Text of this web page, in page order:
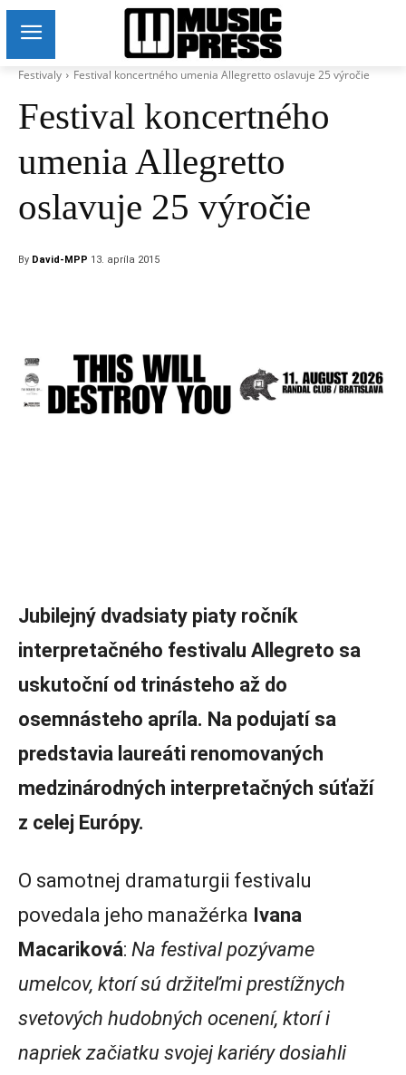
Festivaly Festival koncertného umenia Allegretto oslavuje 25 výročie
Festival koncertného
umenia Allegretto
oslavuje 25 výročie
By David-MPP 13. apríla 2015
Jubilejný dvadsiaty piaty ročník
interpretačného festivalu Allegreto sa
uskutoční od trinásteho až do
osemnásteho apríla. Na podujatí sa
predstavia laureáti renomovaných
medzinárodných interpretačných súťaží
z celej Európy.
O samotnej dramaturgii festivalu
povedala jeho manažérka Ivana
Macariková: Na festival pozývame
umelcov, ktorí sú držiteľmi prestížnych
svetových hudobných ocenení, ktorí i
napriek začiatku svojej kariéry dosiahli